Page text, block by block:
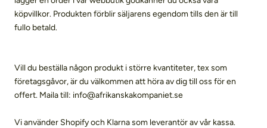
köpvillkor. Produkten förblir säljarens egendom tills den är till
fullo betald.
Vill du beställa någon produkt i större kvantiteter, tex som
företagsgåvor, är du välkommen att höra av dig till oss för en
offert. Maila till: info@afrikanskakompaniet.se
Vi använder Shopify och Klarna som leverantör av vår kassa.